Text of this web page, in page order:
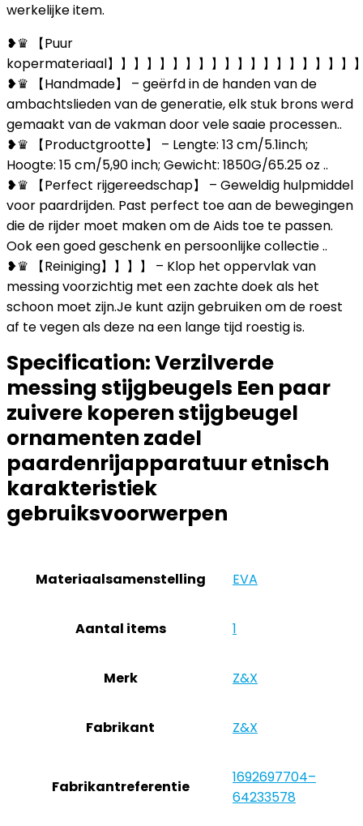
werkelijke item.
❥♛ 【Puur
kopermateriaal】】】】】】】】】】】】】】】】】】】
❥♛ 【Handmade】 – geërfd in de handen van de
ambachtslieden van de generatie, elk stuk brons werd
gemaakt van de vakman door vele saaie processen..
❥♛ 【Productgrootte】 – Lengte: 13 cm/5.1inch;
Hoogte: 15 cm/5,90 inch; Gewicht: 1850G/65.25 oz ..
❥♛ 【Perfect rijgereedschap】 – Geweldig hulpmiddel
voor paardrijden. Past perfect toe aan de bewegingen
die de rijder moet maken om de Aids toe te passen.
Ook een goed geschenk en persoonlijke collectie ..
❥♛ 【Reiniging】】】】 – Klop het oppervlak van
messing voorzichtig met een zachte doek als het
schoon moet zijn.Je kunt azijn gebruiken om de roest
af te vegen als deze na een lange tijd roestig is.
Specification:Verzilverde
messing stijgbeugels Een paar
zuivere koperen stijgbeugel
ornamenten zadel
paardenrijapparatuur etnisch
karakteristiek
gebruiksvoorwerpen
Materiaalsamenstelling ‎EVA
Aantal items ‎1
Merk ‎Z&X
Fabrikant ‎Z&X
Fabrikantreferentie
‎1692697704–
64233578